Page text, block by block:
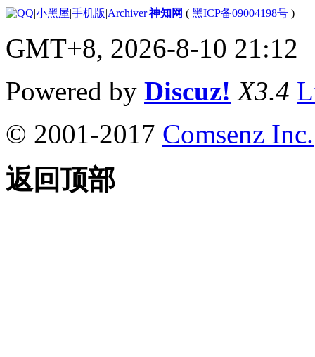
|小黑屋|手机版|Archiver|神知网 ( 黑ICP备09004198号 )
GMT+8, 2026-8-10 21:12
Powered by Discuz! X3.4
© 2001-2017 Comsenz Inc.
返回顶部